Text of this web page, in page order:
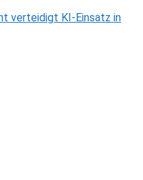
verteidigt KI-Einsatz in